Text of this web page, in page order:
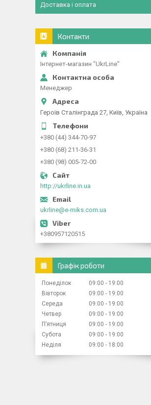
Доставка і оплата
Контакти
Інтернет-магазин "UkrLine"
Менеджер
Героїв Сталінграда 27, Київ, Україна
+380 (44) 344-70-97
+380 (68) 211-36-31
+380 (98) 005-72-00
http://ukrline.in.ua
ukrline@e-miks.com.ua
+380957120515
Графік роботи
Понеділок 09:00
19:00
Вівторок
09:00
19:00
Середа
09:00
19:00
Четвер
09:00
19:00
Пʼятниця
09:00
19:00
Субота
09:00
19:00
Неділя
09:00 18:00